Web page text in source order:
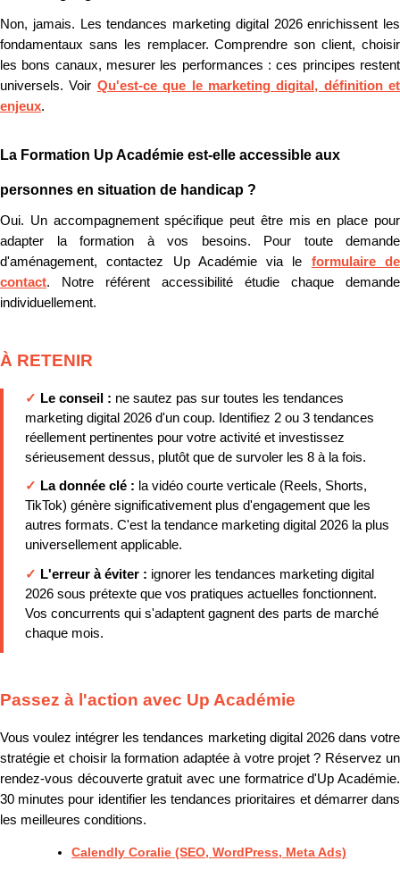
Non, jamais. Les tendances marketing digital 2026 enrichissent les
fondamentaux sans les remplacer. Comprendre son client, choisir
les bons canaux, mesurer les performances : ces principes restent
universels. Voir Qu'est-ce que le marketing digital, définition et
enjeux.
La Formation Up Académie est-elle accessible aux
personnes en situation de handicap ?
Oui. Un accompagnement spécifique peut être mis en place pour
adapter la formation à vos besoins. Pour toute demande
d'aménagement, contactez Up Académie via le formulaire de
contact. Notre référent accessibilité étudie chaque demande
individuellement.
À RETENIR
✓ Le conseil : ne sautez pas sur toutes les tendances
marketing digital 2026 d'un coup. Identifiez 2 ou 3 tendances
réellement pertinentes pour votre activité et investissez
sérieusement dessus, plutôt que de survoler les 8 à la fois.
✓ La donnée clé : la vidéo courte verticale (Reels, Shorts,
TikTok) génère significativement plus d'engagement que les
autres formats. C'est la tendance marketing digital 2026 la plus
universellement applicable.
✓ L'erreur à éviter : ignorer les tendances marketing digital
2026 sous prétexte que vos pratiques actuelles fonctionnent.
Vos concurrents qui s'adaptent gagnent des parts de marché
chaque mois.
Passez à l'action avec Up Académie
Vous voulez intégrer les tendances marketing digital 2026 dans votre
stratégie et choisir la formation adaptée à votre projet ? Réservez un
rendez-vous découverte gratuit avec une formatrice d'Up Académie.
30 minutes pour identifier les tendances prioritaires et démarrer dans
les meilleures conditions.
Calendly Coralie (SEO, WordPress, Meta Ads)